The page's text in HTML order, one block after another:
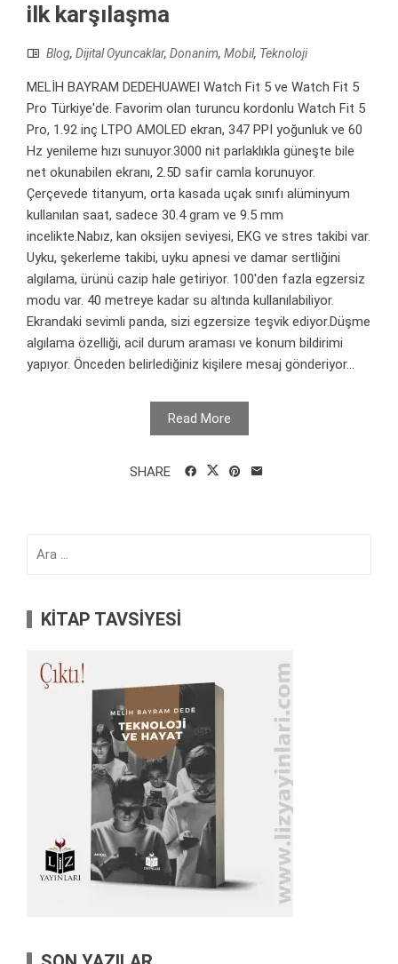
ilk karşılaşma
Blog, Dijital Oyuncaklar, Donanim, Mobil, Teknoloji
MELİH BAYRAM DEDEHUAWEI Watch Fit 5 ve Watch Fit 5
Pro Türkiye'de. Favorim olan turuncu kordonlu Watch Fit 5
Pro, 1.92 inç LTPO AMOLED ekran, 347 PPI yoğunluk ve 60
Hz yenileme hızı sunuyor.3000 nit parlaklıkla güneşte bile
net okunabilen ekranı, 2.5D safir camla korunuyor.
Çerçevede titanyum, orta kasada uçak sınıfı alüminyum
kullanılan saat, sadece 30.4 gram ve 9.5 mm
incelikte.Nabız, kan oksijen seviyesi, EKG ve stres takibi var.
Uyku, şekerleme takibi, uyku apnesi ve damar sertliğini
algılama, ürünü cazip hale getiriyor. 100'den fazla egzersiz
modu var. 40 metreye kadar su altında kullanılabiliyor.
Ekrandaki sevimli panda, sizi egzersize teşvik ediyor.Düşme
algılama özelliği, acil durum araması ve konum bildirimi
yapıyor. Önceden belirlediğiniz kişilere mesaj gönderiyor...
Read More
SHARE
KİTAP TAVSİYESİ